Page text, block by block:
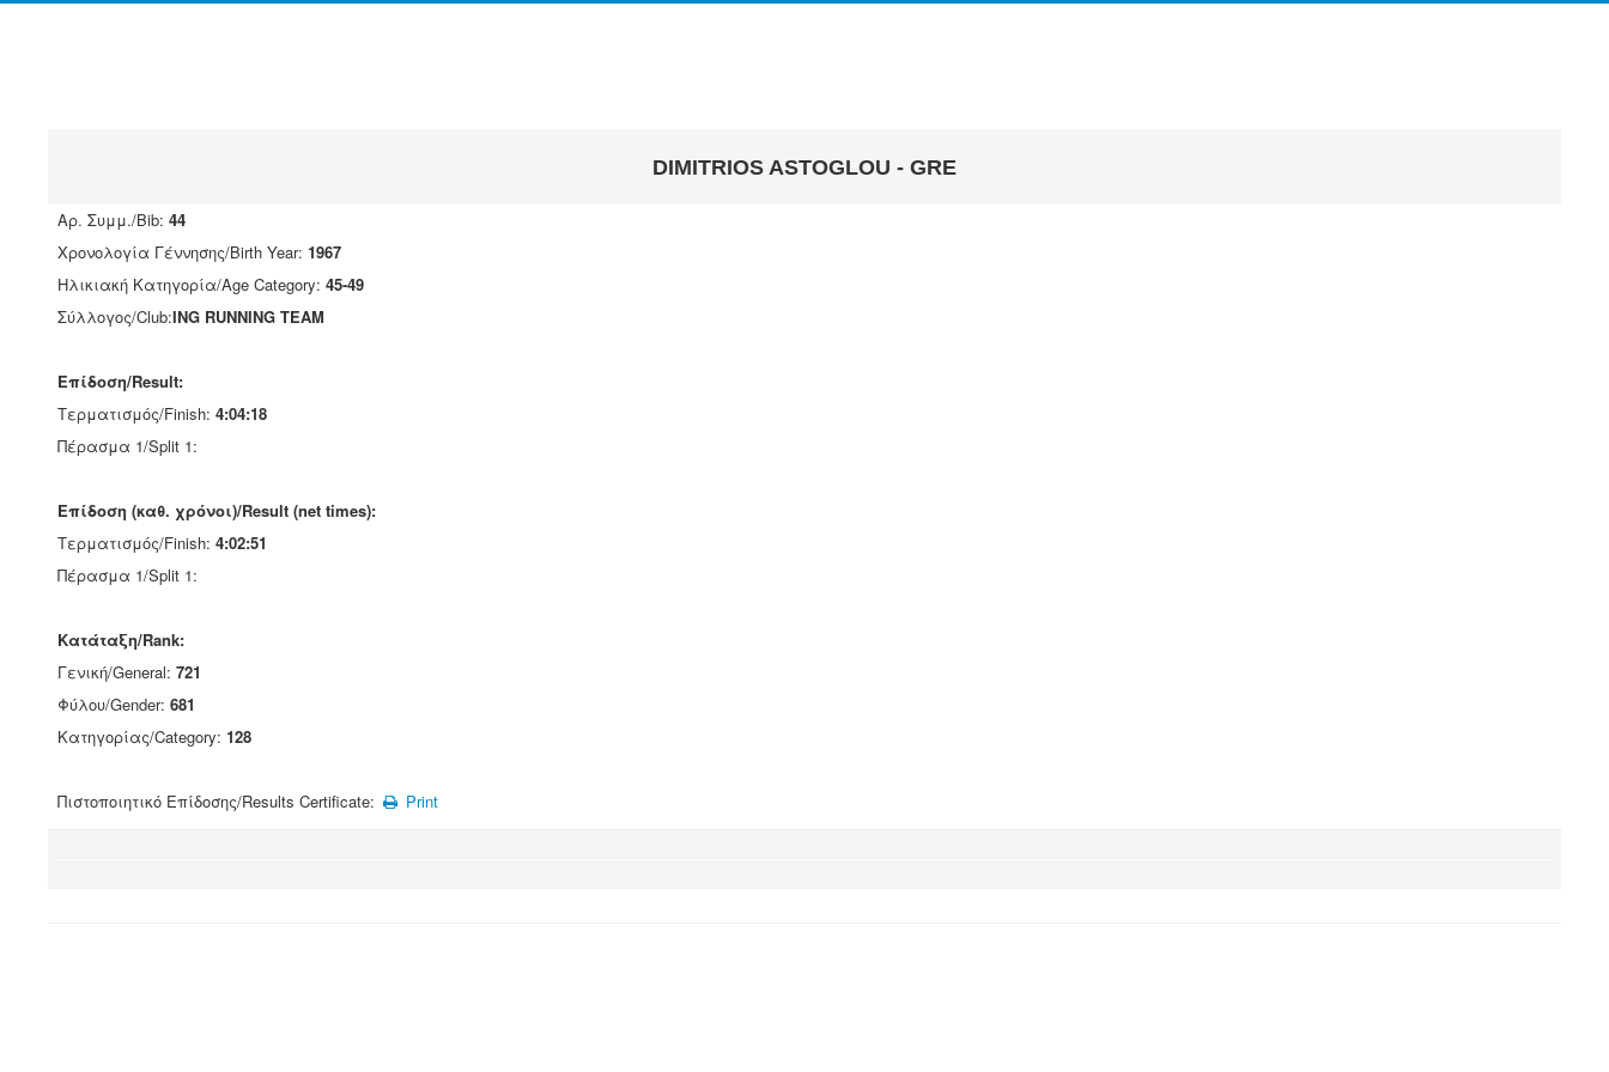
DIMITRIOS ASTOGLOU - GRE
Αρ. Συμμ./Bib: 44
Χρονολογία Γέννησης/Birth Year: 1967
Ηλικιακή Κατηγορία/Age Category: 45-49
Σύλλογος/Club:ING RUNNING TEAM
Επίδοση/Result:
Τερματισμός/Finish: 4:04:18
Πέρασμα 1/Split 1:
Επίδοση (καθ. χρόνοι)/Result (net times):
Τερματισμός/Finish: 4:02:51
Πέρασμα 1/Split 1:
Κατάταξη/Rank:
Γενική/General: 721
Φύλου/Gender: 681
Κατηγορίας/Category: 128
Πιστοποιητικό Επίδοσης/Results Certificate: Print